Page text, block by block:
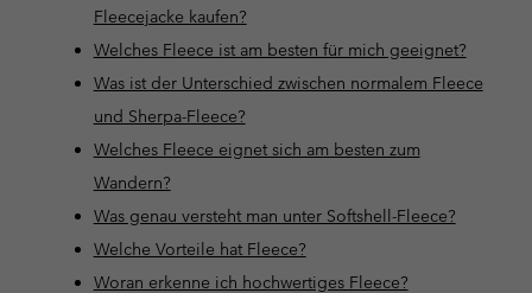
Fleecejacke kaufen?
Welches Fleece ist am besten für mich geeignet?
Was ist der Unterschied zwischen normalem Fleece
und Sherpa-Fleece?
Welches Fleece eignet sich am besten zum
Wandern?
Was genau versteht man unter Softshell-Fleece?
Welche Vorteile hat Fleece?
Woran erkenne ich hochwertiges Fleece?